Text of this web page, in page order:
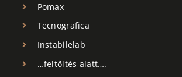
Pomax
Tecnografica
Instabilelab
…feltöltés alatt….